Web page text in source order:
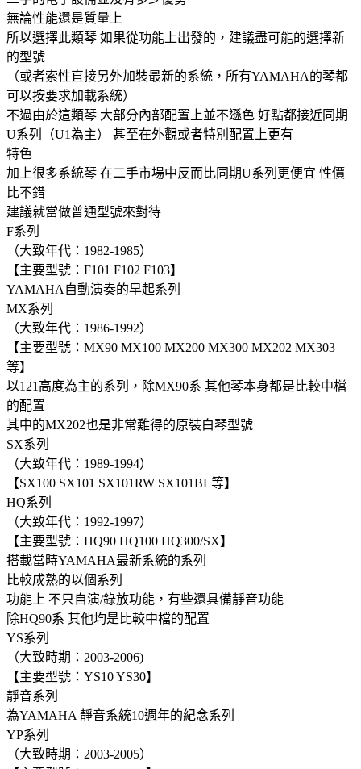
無論性能還是質量上
所以選擇此類琴 如果從功能上出發的，建議盡可能的選擇新
的型號
（或者索性直接另外加裝最新的系統，所有YAMAHA的琴都
可以按要求加載系統）
不過由於這類琴 大部分內部配置上並不遜色 好點都接近同期
U系列（U1為主） 甚至在外觀或者特別配置上更有
特色
加上很多系統琴 在二手市場中反而比同期U系列更便宜 性價
比不錯
建議就當做普通型號來對待
F系列
（大致年代：1982-1985）
【主要型號：F101 F102 F103】
YAMAHA自動演奏的早起系列
MX系列
（大致年代：1986-1992）
【主要型號：MX90 MX100 MX200 MX300 MX202 MX303
等】
以121高度為主的系列，除MX90系 其他琴本身都是比較中檔
的配置
其中的MX202也是非常難得的原裝白琴型號
SX系列
（大致年代：1989-1994）
【SX100 SX101 SX101RW SX101BL等】
HQ系列
（大致年代：1992-1997）
【主要型號：HQ90 HQ100 HQ300/SX】
搭載當時YAMAHA最新系統的系列
比較成熟的以個系列
功能上 不只自演/錄放功能，有些還具備靜音功能
除HQ90系 其他均是比較中檔的配置
YS系列
（大致時期：2003-2006)
【主要型號：YS10 YS30】
靜音系列
為YAMAHA 靜音系統10週年的紀念系列
YP系列
（大致時期：2003-2005）